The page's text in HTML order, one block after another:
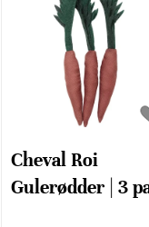
Cheval Roi
Gulerødder | 3